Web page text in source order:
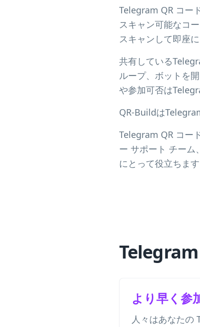
Telegram QR コー
スキャン可能なコ
スキャンして即座
共有している
ループ、ボットを
や参加可否は
QR-Buildは
Telegram QR コー
ー サポート チーム
にとって役立ちます
Telegram
より早く参
人々はあなたの